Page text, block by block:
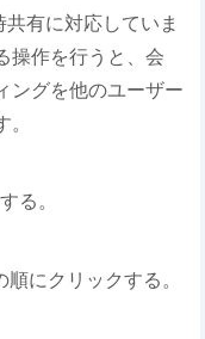
有に対応していま
操作を行うと、会
ングを他のユーザー
る。
順にクリックする。